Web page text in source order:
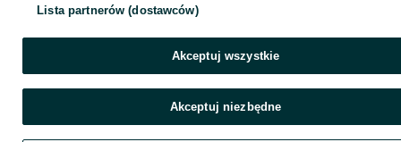
Lista partnerów (dostawców)
Akceptuj wszystkie
Akceptuj niezbędne